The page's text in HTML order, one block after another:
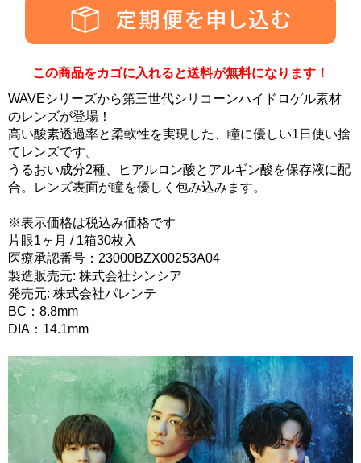
この商品をカゴに入れると送料が無料になります！
WAVEシリーズから第三世代シリコーンハイドロゲル素材
のレンズが登場！
高い酸素透過率と柔軟性を実現した、瞳に優しい1日使い捨
てレンズです。
うるおい成分2種、ヒアルロン酸とアルギン酸を保存液に配
合。レンズ表面が瞳を優しく包み込みます。
※表示価格は税込み価格です
片眼1ヶ月 / 1箱30枚入
医療承認番号：23000BZX00253A04
製造販売元: 株式会社シンシア
発売元: 株式会社パレンテ
BC：8.8mm
DIA：14.1mm